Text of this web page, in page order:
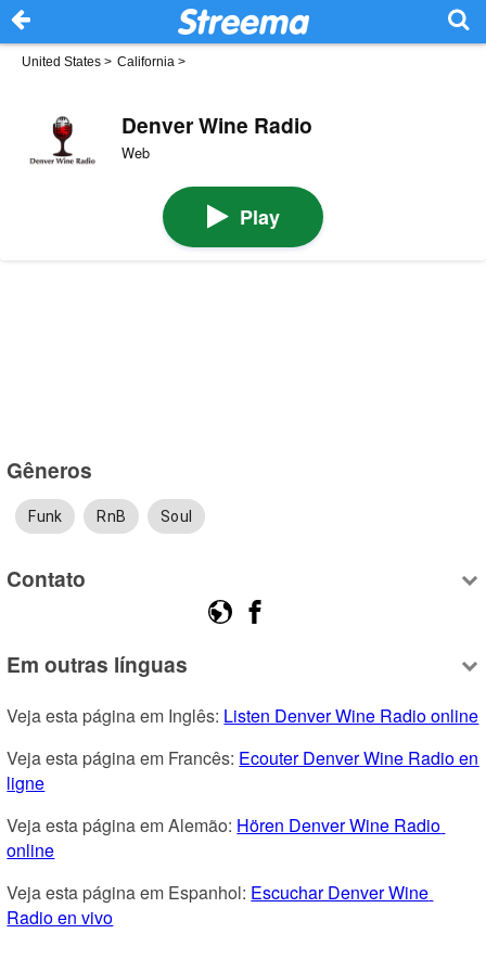
United States > California >
Denver Wine Radio
Web
Play
Gêneros
Funk RnB Soul
Contato
Em outras línguas
Veja esta página em Inglês: Listen Denver Wine Radio online
Veja esta página em Francês: Ecouter Denver Wine Radio en
ligne
Veja esta página em Alemão: Hören Denver Wine Radio
online
Veja esta página em Espanhol: Escuchar Denver Wine
Radio en vivo